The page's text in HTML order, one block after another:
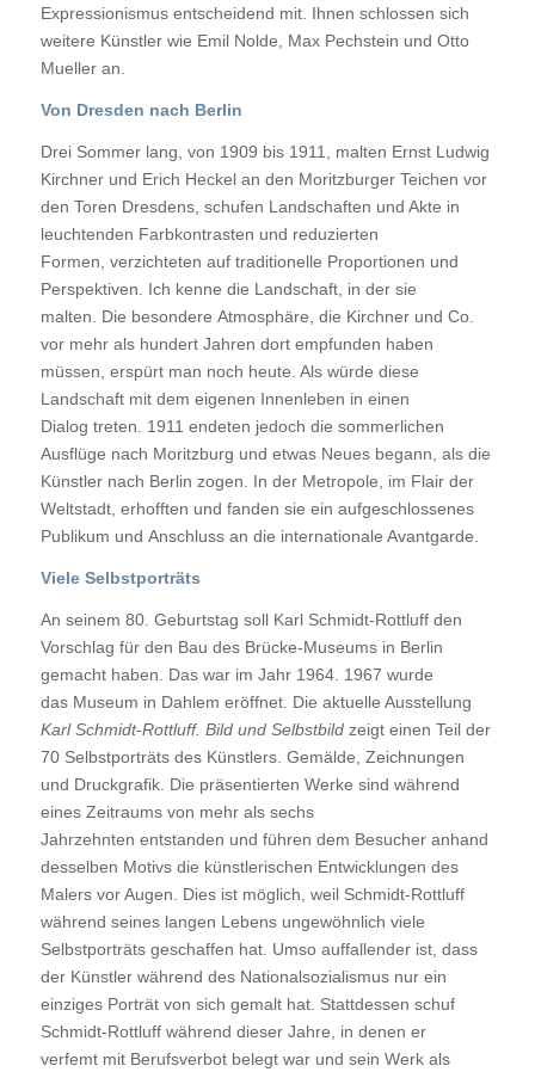
Expressionismus entscheidend mit. Ihnen schlossen sich
weitere Künstler wie Emil Nolde, Max Pechstein und Otto
Mueller an.
Von Dresden nach Berlin
Drei Sommer lang, von 1909 bis 1911, malten Ernst Ludwig
Kirchner und Erich Heckel an den Moritzburger Teichen vor
den Toren Dresdens, schufen Landschaften und Akte in
leuchtenden Farbkontrasten und reduzierten
Formen, verzichteten auf traditionelle Proportionen und
Perspektiven. Ich kenne die Landschaft, in der sie
malten. Die besondere Atmosphäre, die Kirchner und Co.
vor mehr als hundert Jahren dort empfunden haben
müssen, erspürt man noch heute. Als würde diese
Landschaft mit dem eigenen Innenleben in einen
Dialog treten. 1911 endeten jedoch die sommerlichen
Ausflüge nach Moritzburg und etwas Neues begann, als die
Künstler nach Berlin zogen. In der Metropole, im Flair der
Weltstadt, erhofften und fanden sie ein aufgeschlossenes
Publikum und Anschluss an die internationale Avantgarde.
Viele Selbstporträts
An seinem 80. Geburtstag soll Karl Schmidt-Rottluff den
Vorschlag für den Bau des Brücke-Museums in Berlin
gemacht haben. Das war im Jahr 1964. 1967 wurde
das Museum in Dahlem eröffnet. Die aktuelle Ausstellung
Karl Schmidt-Rottluff. Bild und Selbstbildzeigt einen Teil der
70 Selbstporträts des Künstlers. Gemälde, Zeichnungen
und Druckgrafik. Die präsentierten Werke sind während
eines Zeitraums von mehr als sechs
Jahrzehnten entstanden und führen dem Besucher anhand
desselben Motivs die künstlerischen Entwicklungen des
Malers vor Augen. Dies ist möglich, weil Schmidt-Rottluff
während seines langen Lebens ungewöhnlich viele
Selbstporträts geschaffen hat. Umso auffallender ist, dass
der Künstler während des Nationalsozialismus nur ein
einziges Porträt von sich gemalt hat. Stattdessen schuf
Schmidt-Rottluff während dieser Jahre, in denen er
verfemt mit Berufsverbot belegt war und sein Werk als